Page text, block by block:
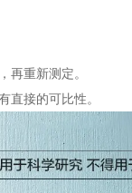
再重新测定。
直接的可比性。